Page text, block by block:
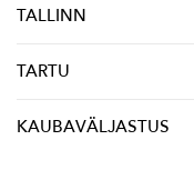
TALLINN
TARTU
KAUBAVÄLJASTUS